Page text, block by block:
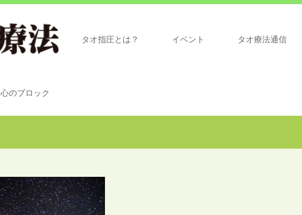
タオ指圧とは？ イベント タオ療法通信
心のブロック